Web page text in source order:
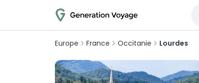
Europe France Occitanie Lourdes